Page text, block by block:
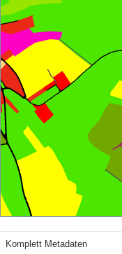
Komplett Metadaten